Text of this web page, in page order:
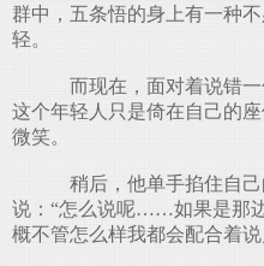
群中，五条悟的身上有一种
轻。
而现在，面对着说错一
这个年轻人只是倚在自己的
微笑。
稍后，他单手掐住自己
说：“怎么说呢……如果是那
概不管怎么样我都会配合着